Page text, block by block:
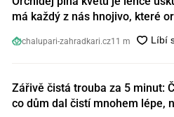
má každý z nás hnojivo, které
chalupari-zahradkari.cz11 m
Zářivě čistá trouba za 5 minut:
co dům dal čistí mnohem lépe,